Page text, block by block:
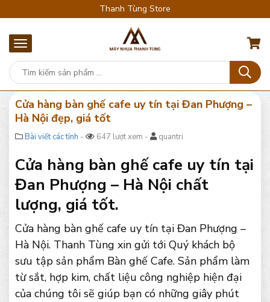
Thanh Tùng Store
Cửa hàng bàn ghế cafe uy tín tại Đan Phượng –
Hà Nội đẹp, giá tốt
Bài viết các tỉnh - 647 lượt xem - quantri
Cửa hàng bàn ghế cafe uy tín tại
Đan Phượng – Hà Nội chất
lượng, giá tốt.
Cửa hàng bàn ghế cafe uy tín tại Đan Phượng –
Hà Nội. Thanh Tùng xin gửi tới Quý khách bộ
sưu tập sản phẩm Bàn ghế Cafe. Sản phẩm làm
từ sắt, hợp kim, chất liệu công nghiệp hiện đại
của chúng tôi sẽ giúp bạn có những giây phút